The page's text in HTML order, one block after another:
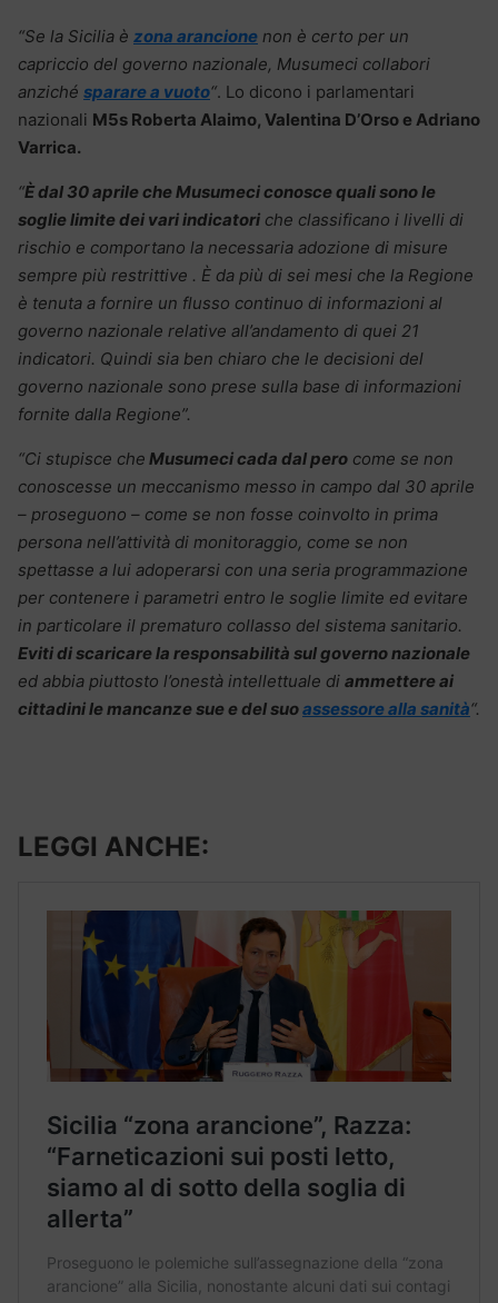
“Se la Sicilia è zona arancione non è certo per un
capriccio del governo nazionale, Musumeci collabori
anziché sparare a vuoto“. Lo dicono i parlamentari
nazionali M5s Roberta Alaimo, Valentina D’Orso e Adriano
Varrica.
“È dal 30 aprile che Musumeci conosce quali sono le
soglie limite dei vari indicatori che classificano i livelli di
rischio e comportano la necessaria adozione di misure
sempre più restrittive . È da più di sei mesi che la Regione
è tenuta a fornire un flusso continuo di informazioni al
governo nazionale relative all’andamento di quei 21
indicatori. Quindi sia ben chiaro che le decisioni del
governo nazionale sono prese sulla base di informazioni
fornite dalla Regione”.
“Ci stupisce che Musumeci cada dal pero come se non
conoscesse un meccanismo messo in campo dal 30 aprile
– proseguono – come se non fosse coinvolto in prima
persona nell’attività di monitoraggio, come se non
spettasse a lui adoperarsi con una seria programmazione
per contenere i parametri entro le soglie limite ed evitare
in particolare il prematuro collasso del sistema sanitario.
Eviti di scaricare la responsabilità sul governo nazionale
ed abbia piuttosto l’onestà intellettuale di ammettere ai
cittadini le mancanze sue e del suoassessore alla sanità“.
LEGGI ANCHE: